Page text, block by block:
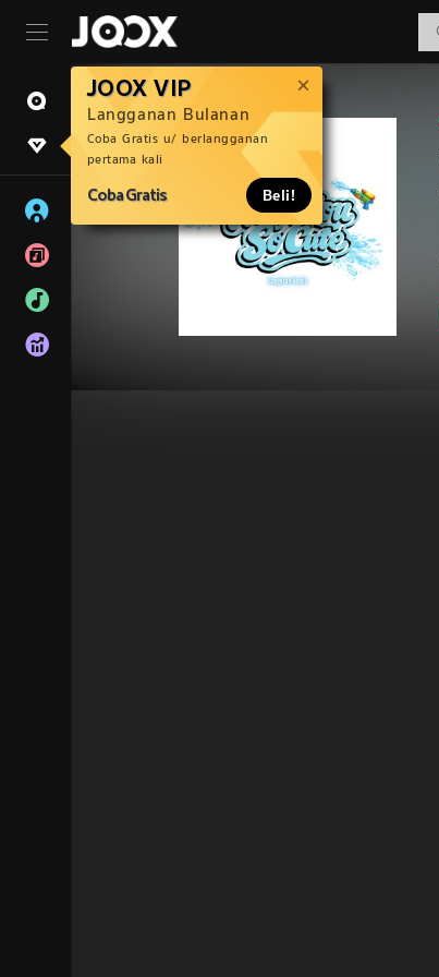
JOOX VIP
Langganan Bulanan
Coba Gratis u/ berlangganan
pertama kali
Coba Gratis Beli!